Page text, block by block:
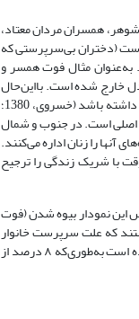
همسران مردان معتاد،
(دختران بی‌سرپرستی که
به‌عنوان مثال فوت همسر و
خارج شده‌ است. با‌این‌حال
زنان نقش مادری و سرپرستی از خانواده را قبول می‌کنند. این چندگانگی نقش می‌تواند برای زنان سرپرست خانوار فشارها و آسیب‌های فراوانی به‌همراه داشته‌ باشد (خسروی، 1380؛
هنوز دلیل اصلی است. در جنوب و شمال
آنها را زنان اداره می‌‌کنند.
با شریک زندگی را ترجیح
عوامل مختلف در زن سرپرست شدن خانوارها به شرح نمودار ۱ بوده است. براساس این نمودار بیوه شدن (فوت
بوده است. پس از آن با اختلاف بسیار زیاد زنان سرپرست خانوار متأهل (۹ درصد) هستند که علت سرپرست خانوار
شدن آنها می‌تواند بیکاری، ازکارافتادگی، اعتیاد یا مسائل دیگر از جانب مرد خانواده باشد. سومین دلیل زن سرپرست شدن خانوارها در کشور طلاق بوده است به‌طوری‌که ۸ درصد از